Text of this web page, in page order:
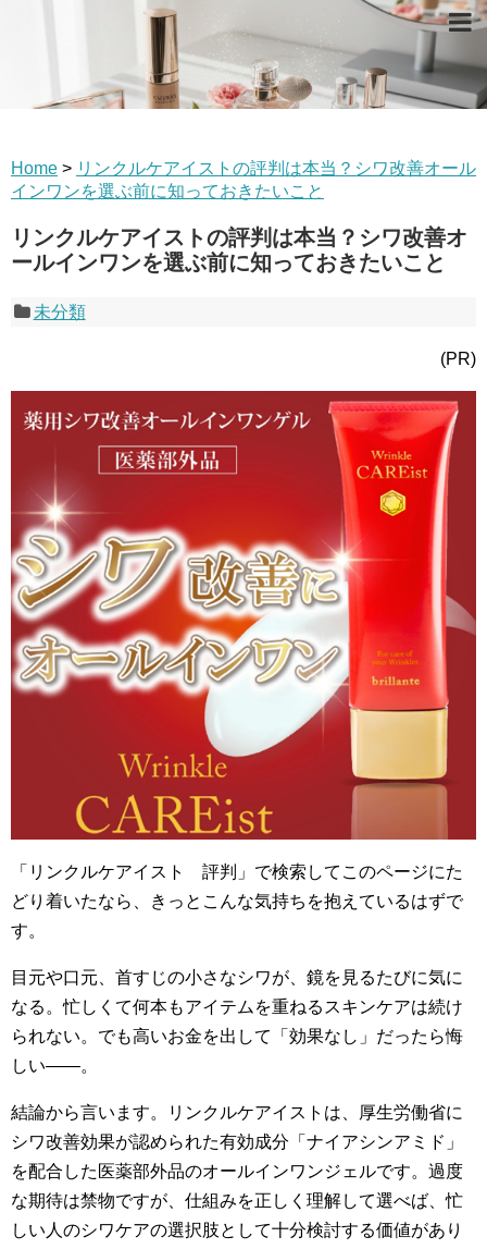
Home > リンクルケアイストの評判は本当？シワ改善オール
インワンを選ぶ前に知っておきたいこと
リンクルケアイストの評判は本当？シワ改善オ
ールインワンを選ぶ前に知っておきたいこと
未分類
(PR)
「リンクルケアイスト 評判」で検索してこのページにた
どり着いたなら、きっとこんな気持ちを抱えているはずで
す。
目元や口元、首すじの小さなシワが、鏡を見るたびに気に
なる。忙しくて何本もアイテムを重ねるスキンケアは続け
られない。でも高いお金を出して「効果なし」だったら悔
しい――。
結論から言います。リンクルケアイストは、厚生労働省に
シワ改善効果が認められた有効成分「ナイアシンアミド」
を配合した医薬部外品のオールインワンジェルです。過度
な期待は禁物ですが、仕組みを正しく理解して選べば、忙
しい人のシワケアの選択肢として十分検討する価値があり